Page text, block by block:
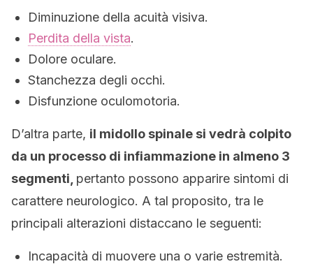
Diminuzione della acuità visiva.
Perdita della vista.
Dolore oculare.
Stanchezza degli occhi.
Disfunzione oculomotoria.
D’altra parte, il midollo spinale si vedrà colpito
da un processo di infiammazione in almeno 3
segmenti, pertanto possono apparire sintomi di
carattere neurologico. A tal proposito, tra le
principali alterazioni distaccano le seguenti:
Incapacità di muovere una o varie estremità.